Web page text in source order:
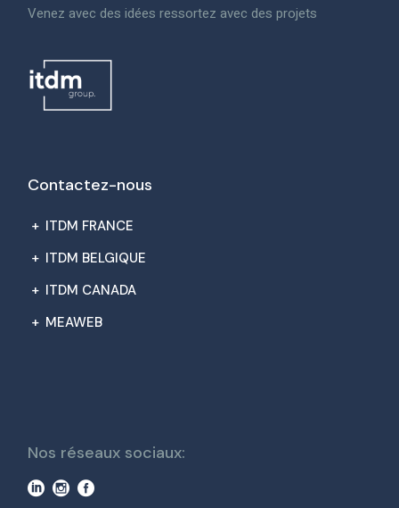
Venez avec des idées ressortez avec des projets
Contactez-nous
+ ITDM FRANCE
+ ITDM BELGIQUE
+ ITDM CANADA
+ MEAWEB
Nos réseaux sociaux: